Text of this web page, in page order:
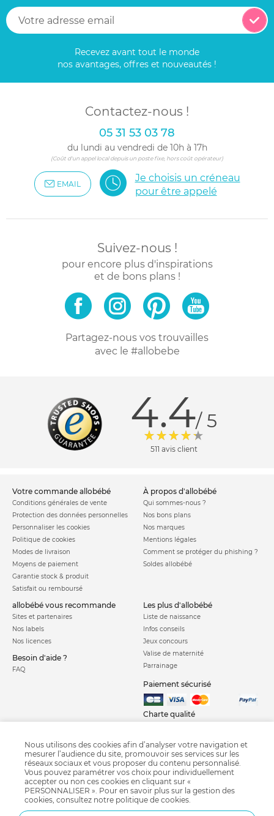
Recevez avant tout le monde
nos avantages, offres et nouveautés !
Contactez-nous !
05 31 53 03 78
du lundi au vendredi de 10h à 17h
(Coût d'un appel local depuis un poste fixe, hors coût opérateur)
EMAIL
Je choisis un créneau
pour être appelé
Suivez-nous !
pour encore plus d'inspirations
et de bons plans !
Partagez-nous vos trouvailles
avec le #allobebe
4.4/ 5
511 avis client
votre commande allobébé
Conditions générales de vente
Protection des données personnelles
Personnaliser les cookies
Politique de cookies
Modes de livraison
Moyens de paiement
Garantie stock & produit
Satisfait ou remboursé
à propos d'allobébé
Qui sommes-nous ?
Nos bons plans
Nos marques
Mentions légales
Comment se protéger du phishing ?
Soldes allobébé
allobébé vous recommande
Sites et partenaires
Nos labels
Nos licences
Besoin d'aide ?
FAQ
les plus d'allobébé
Liste de naissance
Infos conseils
Jeux concours
Valise de maternité
Parrainage
Paiement sécurisé
Charte qualité
Courbe de croissance Crash test siège auto
Calendrier chinois
Nous utilisons des cookies afin d’analyser votre navigation et
mesurer l’audience du site, promouvoir ses services sur les
réseaux sociaux et vous proposer du contenu personnalisé.
Vous pouvez paramétrer vos choix pour individuellement
accepter ou non ces cookies en cliquant sur «
PERSONNALISER ». Pour en savoir plus sur la gestion des
cookies, consultez notre politique de cookies.